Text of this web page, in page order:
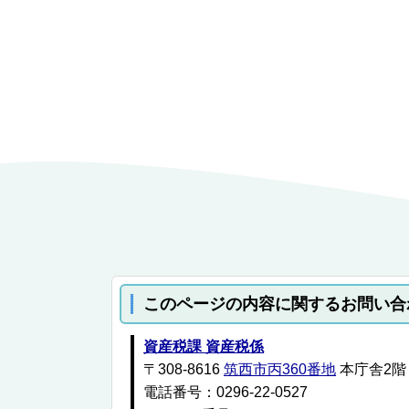
このページの内容に関するお問い
資産税課 資産税係
〒308-8616 筑西市丙360番地 本庁舎2階
電話番号：0296-22-0527